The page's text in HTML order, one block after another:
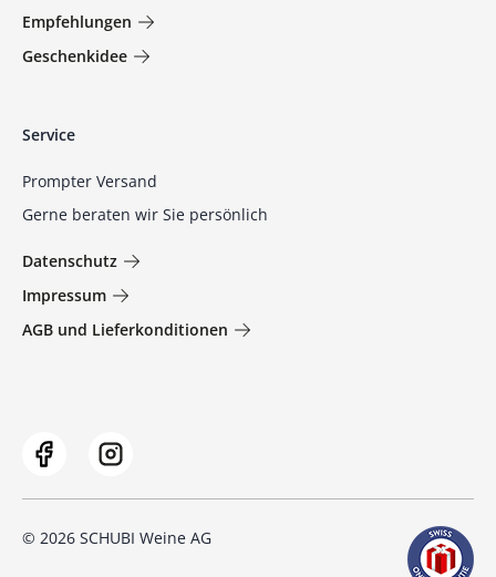
Empfehlungen
Geschenkidee
Service
Prompter Versand
Gerne beraten wir Sie persönlich
Datenschutz
Impressum
AGB und Lieferkonditionen
© 2026 SCHUBI Weine AG